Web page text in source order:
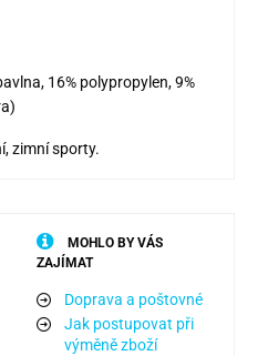
16% polypropylen, 9%
zimní sporty.
MOHLO BY VÁS
ZAJÍMAT
Doprava a poštovné
Jak postupovat při
výměně zboží